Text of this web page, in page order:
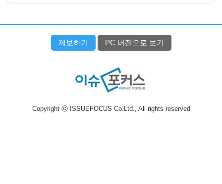
제보하기 PC 버전으로 보기
Copyright ⓒ ISSUEFOCUS Co.Ltd., All rights reserved